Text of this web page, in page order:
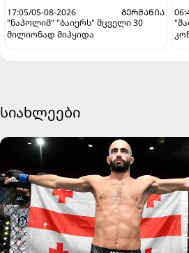
17:05/05-08-2026
ᲒᲔᲠᲛᲐᲜᲘᲐ
"ნაპოლიმ" "ბაიერს" მცველი 30
მილიონად მიჰყიდა
სიახლეები